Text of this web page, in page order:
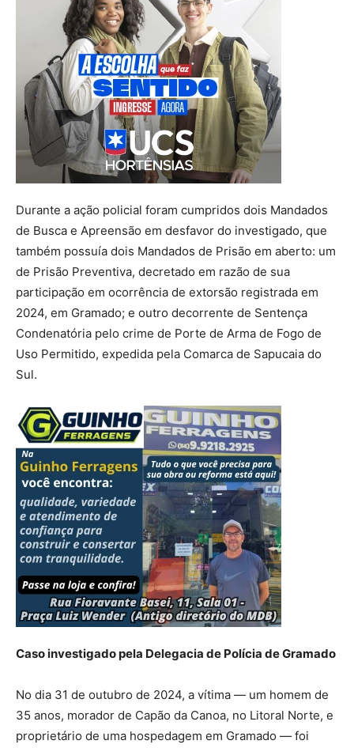
Durante a ação policial foram cumpridos dois Mandados
de Busca e Apreensão em desfavor do investigado, que
também possuía dois Mandados de Prisão em aberto: um
de Prisão Preventiva, decretado em razão de sua
participação em ocorrência de extorsão registrada em
2024, em Gramado; e outro decorrente de Sentença
Condenatória pelo crime de Porte de Arma de Fogo de
Uso Permitido, expedida pela Comarca de Sapucaia do
Sul.
Caso investigado pela Delegacia de Polícia de Gramado
No dia 31 de outubro de 2024, a vítima — um homem de
35 anos, morador de Capão da Canoa, no Litoral Norte, e
proprietário de uma hospedagem em Gramado — foi